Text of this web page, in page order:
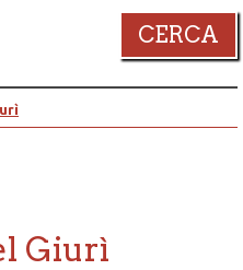
CERCA
Giurì